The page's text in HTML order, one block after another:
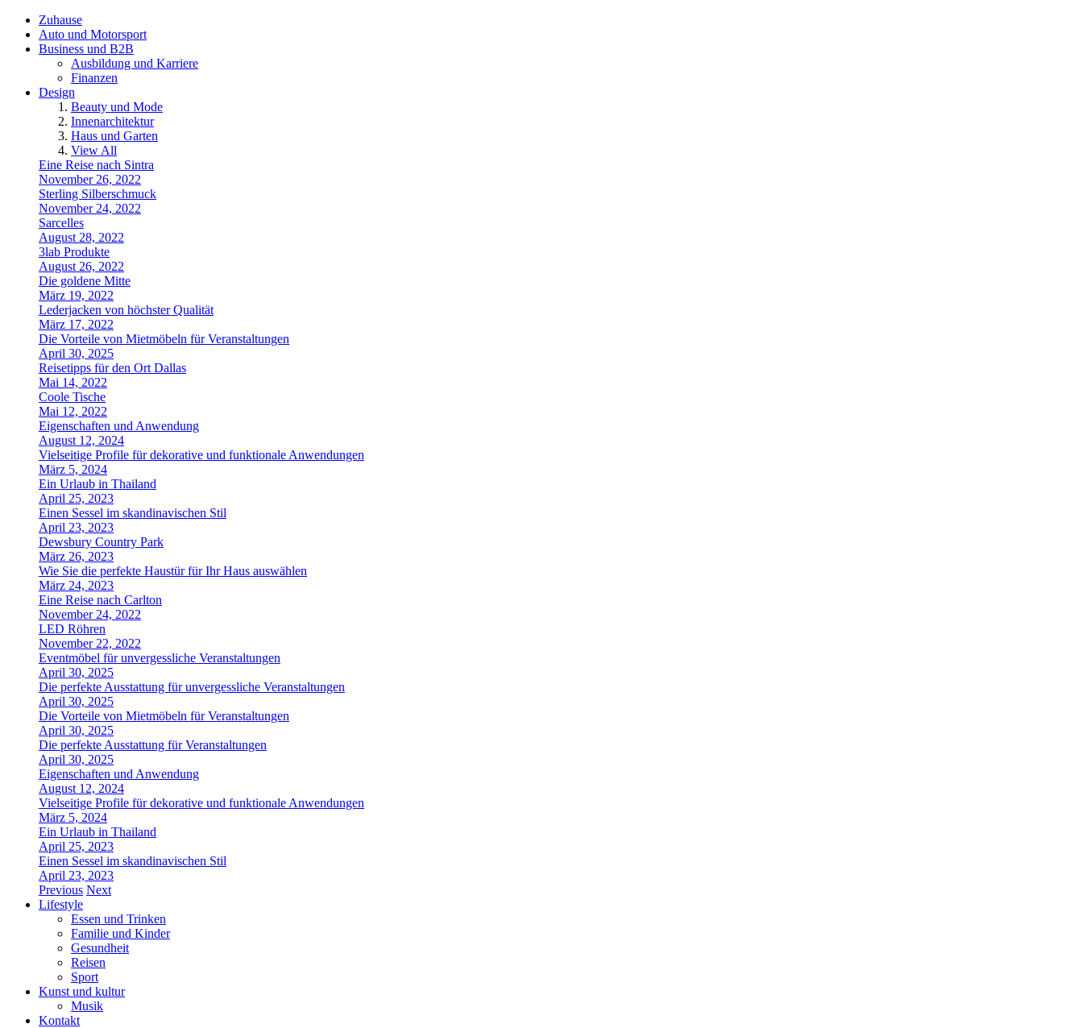
Zuhause
Auto und Motorsport
Business und B2B
Ausbildung und Karriere
Finanzen
Design
Beauty und Mode
Innenarchitektur
Haus und Garten
View All
Eine Reise nach Sintra
November 26, 2022
Sterling Silberschmuck
November 24, 2022
Sarcelles
August 28, 2022
3lab Produkte
August 26, 2022
Die goldene Mitte
März 19, 2022
Lederjacken von höchster Qualität
März 17, 2022
Die Vorteile von Mietmöbeln für Veranstaltungen
April 30, 2025
Reisetipps für den Ort Dallas
Mai 14, 2022
Coole Tische
Mai 12, 2022
Eigenschaften und Anwendung
August 12, 2024
Vielseitige Profile für dekorative und funktionale Anwendungen
März 5, 2024
Ein Urlaub in Thailand
April 25, 2023
Einen Sessel im skandinavischen Stil
April 23, 2023
Dewsbury Country Park
März 26, 2023
Wie Sie die perfekte Haustür für Ihr Haus auswählen
März 24, 2023
Eine Reise nach Carlton
November 24, 2022
LED Röhren
November 22, 2022
Eventmöbel für unvergessliche Veranstaltungen
April 30, 2025
Die perfekte Ausstattung für unvergessliche Veranstaltungen
April 30, 2025
Die Vorteile von Mietmöbeln für Veranstaltungen
April 30, 2025
Die perfekte Ausstattung für Veranstaltungen
April 30, 2025
Eigenschaften und Anwendung
August 12, 2024
Vielseitige Profile für dekorative und funktionale Anwendungen
März 5, 2024
Ein Urlaub in Thailand
April 25, 2023
Einen Sessel im skandinavischen Stil
April 23, 2023
Previous Next
Lifestyle
Essen und Trinken
Familie und Kinder
Gesundheit
Reisen
Sport
Kunst und kultur
Musik
Kontakt